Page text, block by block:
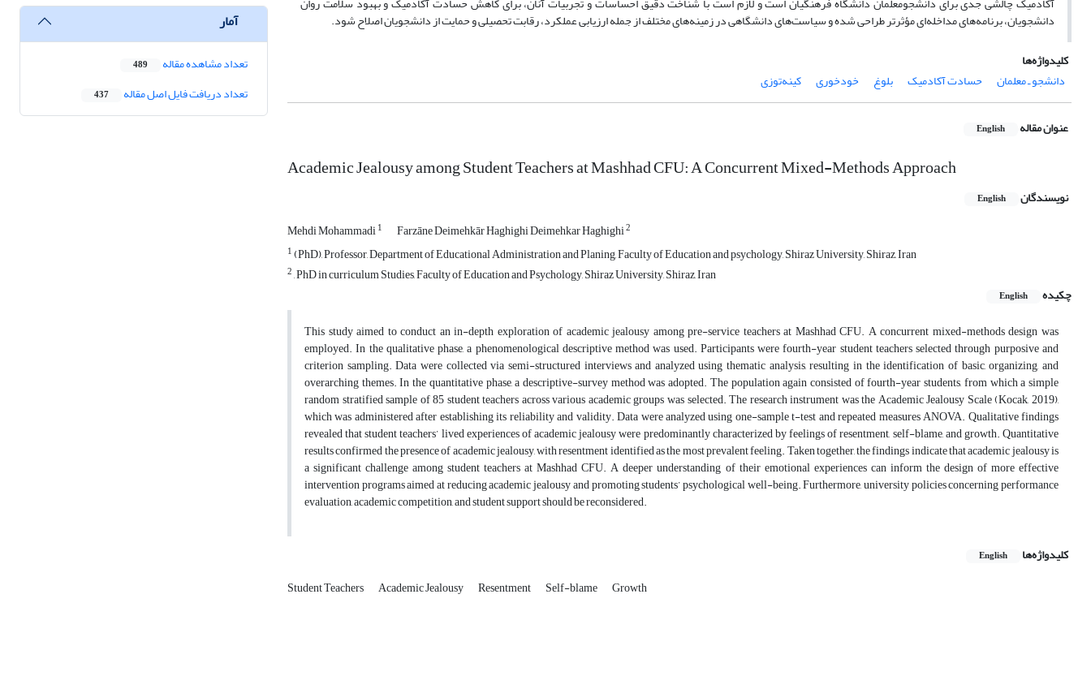
دانشجویان، برنامه‌های مداخله‌ای مؤثرتر طراحی شده و سیاست‌های دانشگاهی در زمینه‌های مختلف از جمله ارزیابی عملکرد، رقابت تحصیلی و حمایت از دانشجویان اصلاح شود.
کلیدواژه‌ها
دانشجو ـ معلمان
حسادت آکادمیک بلوغ خودخوری کینه‌توزی
عنوان مقاله English
Academic Jealousy among Student Teachers at Mashhad CFU: A Concurrent Mixed-Methods Approach
نویسندگان English
Mehdi Mohammadi1 Farzāne Deimehkār Haghighi Deimehkar Haghighi2
1(PhD), Professor, Department of Educational Administration and Planing, Faculty of Education and psychology, Shiraz University, Shiraz, Iran
2, PhD in curriculum Studies, Faculty of Education and Psychology, Shiraz University, Shiraz, Iran
چکیده
English
This study aimed to conduct an in-depth exploration of academic jealousy among pre-service teachers at Mashhad CFU. A concurrent mixed-methods design was
employed. In the qualitative phase, a phenomenological descriptive method was used. Participants were fourth-year student teachers selected through purposive and
criterion sampling. Data were collected via semi-structured interviews and analyzed using thematic analysis, resulting in the identification of basic, organizing, and
overarching themes. In the quantitative phase, a descriptive-survey method was adopted. The population again consisted of fourth-year students, from which a simple
random stratified sample of 85 student teachers across various academic groups was selected. The research instrument was the Academic Jealousy Scale (Kocak, 2019),
which was administered after establishing its reliability and validity. Data were analyzed using one-sample t-test and repeated measures ANOVA. Qualitative findings
revealed that student teachers’ lived experiences of academic jealousy were predominantly characterized by feelings of resentment, self-blame, and growth. Quantitative
results confirmed the presence of academic jealousy, with resentment identified as the most prevalent feeling. Taken together, the findings indicate that academic jealousy is
a significant challenge among student teachers at Mashhad CFU. A deeper understanding of their emotional experiences can inform the design of more effective
intervention programs aimed at reducing academic jealousy and promoting students’ psychological well-being. Furthermore, university policies concerning performance
evaluation, academic competition, and student support should be reconsidered.
کلیدواژه‌ها English
Student Teachers Academic Jealousy Resentment Self-blame Growth
آمار
تعداد مشاهده مقاله 489
تعداد دریافت فایل اصل مقاله 437